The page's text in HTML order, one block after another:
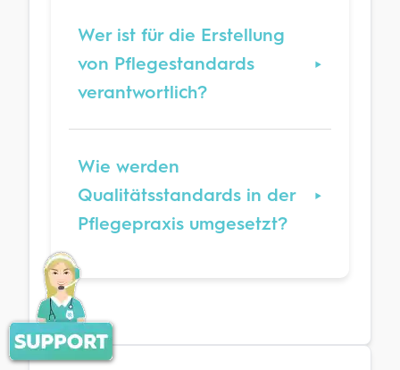
Wer ist für die Erstellung
von Pflegestandards
verantwortlich?
Wie werden
Qualitätsstandards in der
Pflegepraxis umgesetzt?